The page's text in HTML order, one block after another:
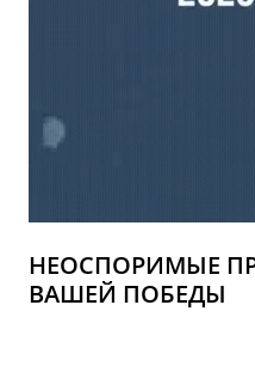
НЕОСПОРИМЫЕ
ВАШЕЙ ПОБЕДЫ